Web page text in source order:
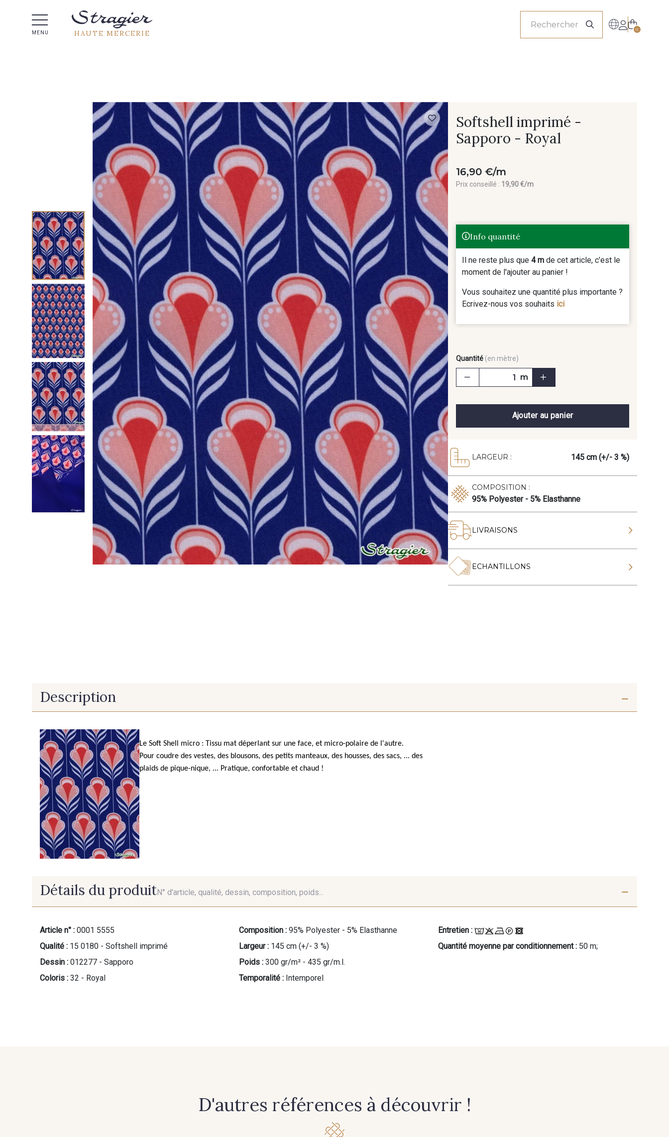
MENU HAUTE MERCERIE 0
Softshell imprimé -
Sapporo - Royal
16,90 €/m
Prix conseillé : 19,90 €/m
Info quantité
Il ne reste plus que 4 m de cet article, c’est le
moment de l'ajouter au panier !
Vous souhaitez une quantité plus importante ?
Ecrivez-nous vos souhaits ici
Quantité (en mètre)
m
Ajouter au panier
LARGEUR : 145 cm (+/- 3 %)
COMPOSITION :
95% Polyester - 5% Elasthanne
LIVRAISONS
ECHANTILLONS
Description
Le Soft Shell micro : Tissu mat déperlant sur une face, et micro-polaire de l'autre.
Pour coudre des vestes, des blousons, des petits manteaux, des housses, des sacs, ... des
plaids de pique-nique, ... Pratique, confortable et chaud !
Détails du produitN° d'article, qualité, dessin, composition, poids...
Article n° : 0001 5555
Qualité : 15 0180 - Softshell imprimé
Dessin : 012277 - Sapporo
Coloris : 32 - Royal
Composition : 95% Polyester - 5% Elasthanne
Largeur : 145 cm (+/- 3 %)
Poids : 300 gr/m² - 435 gr/m.l.
Temporalité : Intemporel
Entretien :
Quantité moyenne par conditionnement : 50 m;
D'autres références à découvrir !